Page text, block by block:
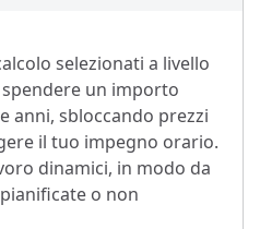
selezionati a livello
un importo
anni, sbloccando prezzi
il tuo impegno orario.
dinamici, in modo da
o non